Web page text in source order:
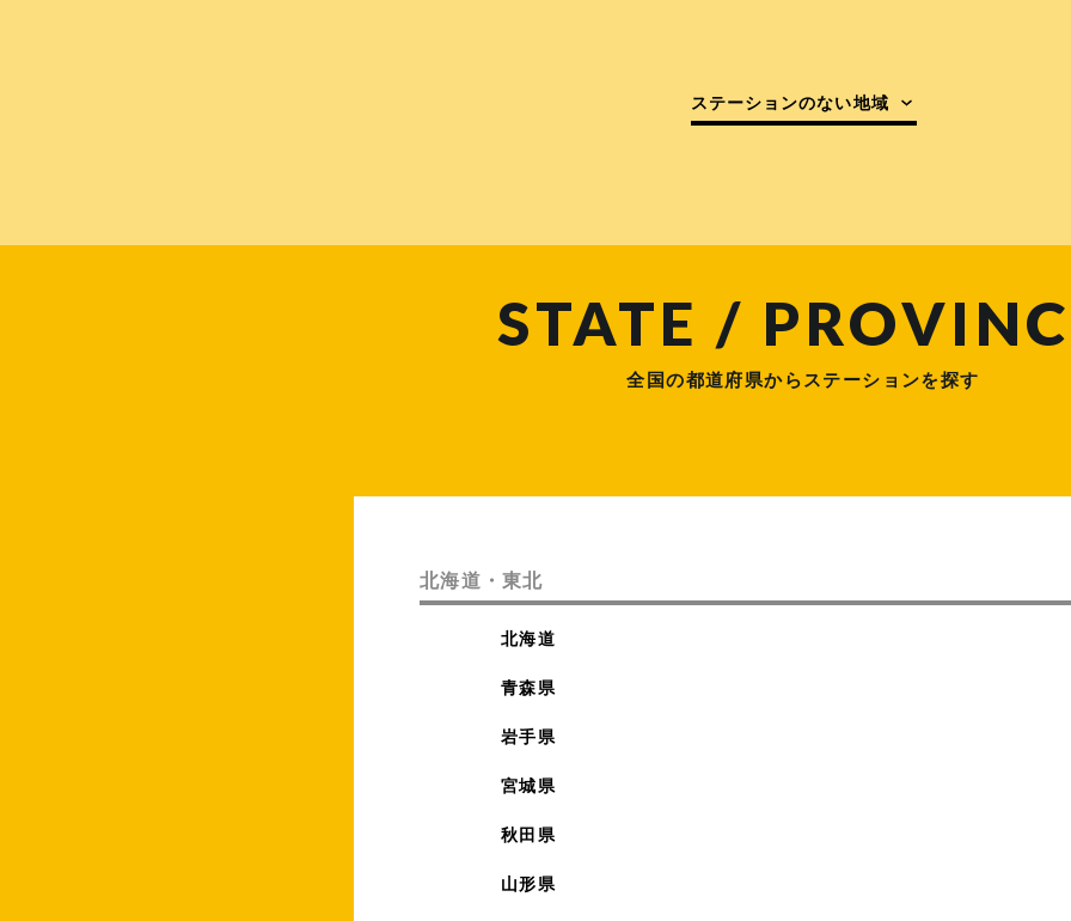
ステーションのない地域
STATE /
全国の都道府県からステーションを探す
北海道・東北
北海道
青森県
岩手県
宮城県
秋田県
山形県